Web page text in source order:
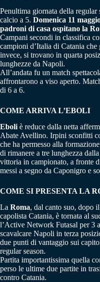
Penultima giornata della
calcio a 5. Domenica 11
padroni di casa ospitano la
Campani secondi in classifica
campioni d’Italia di Catania
invece, si trovano in quarta
lunghezze da Napoli.
All’andata fu un match
affrontarono a viso aperto.
di 6 a 6.
COME ARRIVA L’EBOLI
Eboli è reduce dalla netta
Abate Avellino. Irpini sconfitti
che ha permesso alla
di rimanere a tre lunghezza
vittoria in campionato, a fronte
messi a segno da Caponigro e
COME SI PRESENTA LA
La Roma, dal canto suo, dopo
capolista Catania, è tornata al
l’Active Network Futasal per 3
scavalcare Napoli in terza
due punti di vantaggio sui
regular season.
Partita importantissima quella
perso le ultime due partite in
contro Catania.